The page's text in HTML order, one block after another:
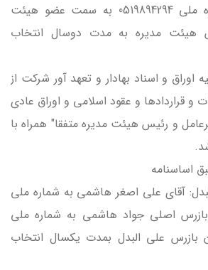
حسين فراهاني شماره ملي 0519894294 به سمت عضو هيئت
هيئت مديره به مدت دوسال انتخاب
اوراق و اسناد بهادار و تعهد آور شركت از
قراردادها و عقود اسلامي و اوراق عادي
و رئيس هيئت مديره متفقا" همراه با
اساسنامه
آقاي علي اصغر هاشمي به شماره ملي
به عنوان بازرس اصلي جواد هاشمي به شماره ملي
به عنوان بازرس علي البدل بمدت یکسال انتخاب